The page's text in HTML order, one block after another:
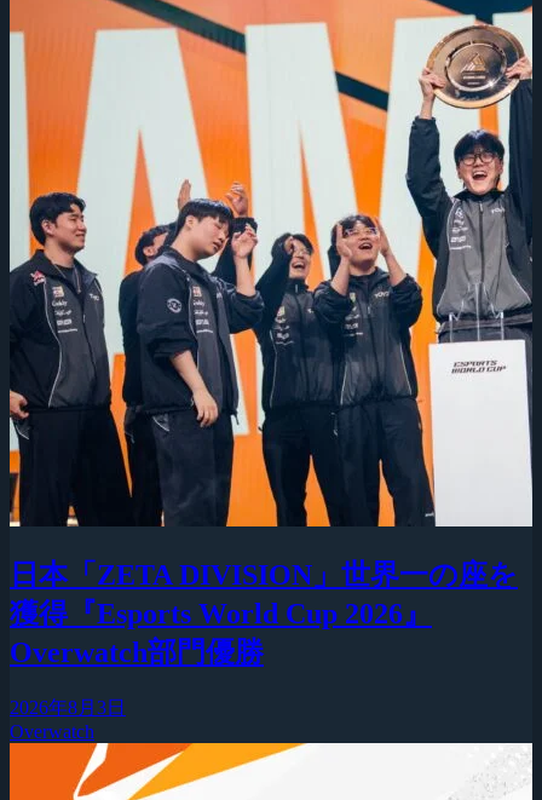
日本「ZETA DIVISION」世界一の座を
獲得『Esports World Cup 2026』
Overwatch部門優勝
2026年8月3日
Overwatch